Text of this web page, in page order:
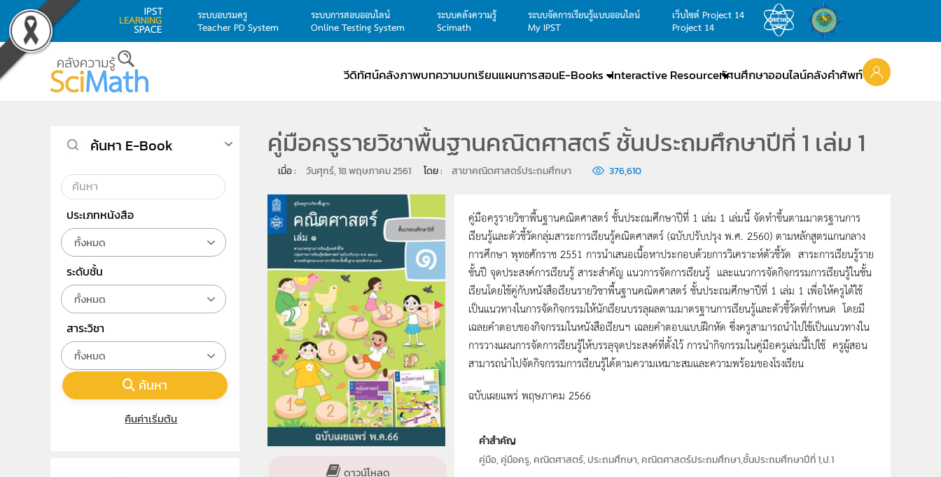
Skip to main content
ระบบอบรมครู
Teacher PD System
ระบบการสอบออนไลน์
Online Testing System
ระบบคลังความรู้
Scimath
ระบบจัดการเรียนรู้แบบออนไลน์
My IPST
เว็บไซต์ Project 14
Project 14
วีดิทัศน์คลังภาพบทความบทเรียนแผนการสอนE-Books Interactive Resourceทัศนศึกษาออนไลน์คลังคำศัพท์
คู่มือครูรายวิชาพื้นฐานคณิตศาสตร์ ชั้นประถมศึกษาปีที่ 1 เล่ม 1
เมื่อ : วันศุกร์, 18 พฤษภาคม 2561 โดย : สาขาคณิตศาสตร์ประถมศึกษา 376,610
ดาวน์โหลด
คู่มือครูรายวิชาพื้นฐานคณิตศาสตร์ ชั้นประถมศึกษาปีที่ 1 เล่ม 1 เล่มนี้ จัดทำขึ้นตามมาตรฐานการ
เรียนรู้และตัวชี้วัดกลุ่มสาระการเรียนรู้คณิตศาสตร์ (ฉบับปรับปรุง พ.ศ. 2560) ตามหลักสูตรแกนกลาง
การศึกษา พุทธศักราช 2551 การนำเสนอเนื้อหาประกอบด้วยการวิเคราะห์ตัวชี้วัด สาระการเรียนรู้ราย
ชั้นปี จุดประสงค์การเรียนรู้ สาระสำคัญ แนวการจัดการเรียนรู้ และแนวการจัดกิจกรรมการเรียนรู้ในชั้น
เรียนโดยใช้คู่กับหนังสือเรียนรายวิชาพื้นฐานคณิตศาสตร์ ชั้นประถมศึกษาปีที่ 1 เล่ม 1 เพื่อให้ครูได้ใช้
เป็นแนวทางในการจัดกิจกรรมให้นักเรียนบรรลุผลตามมาตรฐานการเรียนรู้และตัวชี้วัดที่กำหนด โดยมี
เฉลยคำตอบของกิจกรรมในหนังสือเรียนฯ เฉลยคำตอบแบบฝึกหัด ซึ่งครูสามารถนำไปใช้เป็นแนวทางใน
การวางแผนการจัดการเรียนรู้ให้บรรลุจุดประสงค์ที่ตั้งไว้ การนำกิจกรรมในคู่มือครูเล่มนี้ไปใช้ ครูผู้สอน
สามารถนำไปจัดกิจกรรมการเรียนรู้ได้ตามความเหมาะสมและความพร้อมของโรงเรียน
ฉบับเผยแพร่ พฤษภาคม 2566
คำสำคัญ
คู่มือ, คู่มือครู, คณิตศาสตร์, ประถมศึกษา, คณิตศาสตร์ประถมศึกษา,ชั้นประถมศึกษาปีที่ 1,ป.1
ค้นหา E-Book
ประเภทหนังสือ
ทั้งหมด
ระดับชั้น
ทั้งหมด
สาระวิชา
ทั้งหมด
ค้นหา
คืนค่าเริ่มต้น